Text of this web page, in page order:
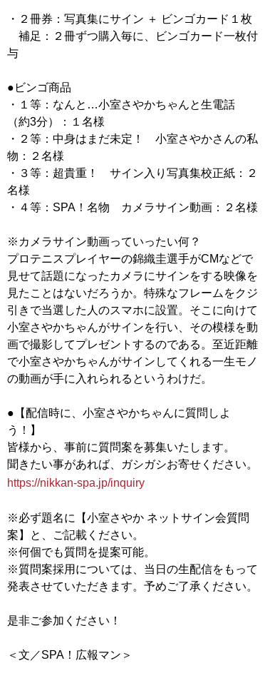
・２冊券：写真集にサイン ＋ ビンゴカード１枚
補足：２冊ずつ購入毎に、ビンゴカード一枚付
与
●ビンゴ商品
・１等：なんと…小室さやかちゃんと生電話
（約3分）：１名様
・２等：中身はまだ未定！ 小室さやかさんの私
物：２名様
・３等：超貴重！ サイン入り写真集校正紙：２
名様
・４等：SPA！名物 カメラサイン動画：２名様
※カメラサイン動画っていったい何？
プロテニスプレイヤーの錦織圭選手がCMなどで
見せて話題になったカメラにサインをする映像を
見たことはないだろうか。特殊なフレームをクジ
引きで当選した人のスマホに設置。そこに向けて
小室さやかちゃんがサインを行い、その模様を動
画で撮影してプレゼントするのである。至近距離
で小室さやかちゃんがサインしてくれる一生モノ
の動画が手に入れられるというわけだ。
●【配信時に、小室さやかちゃんに質問しよ
う！】
皆様から、事前に質問案を募集いたします。
https://nikkan-spa.jp/inquiry
※必ず題名に【小室さやか ネットサイン会質問
案】と、ご記載ください。
※何個でも質問を提案可能。
※質問案採用については、当日の生配信をもって
発表させていただきます。予めご了承ください。
是非ご参加ください！